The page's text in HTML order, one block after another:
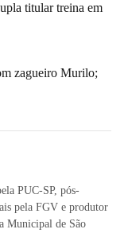
titular treina em
zagueiro Murilo;
PUC-SP, pós-
pela FGV e produtor
Municipal de São